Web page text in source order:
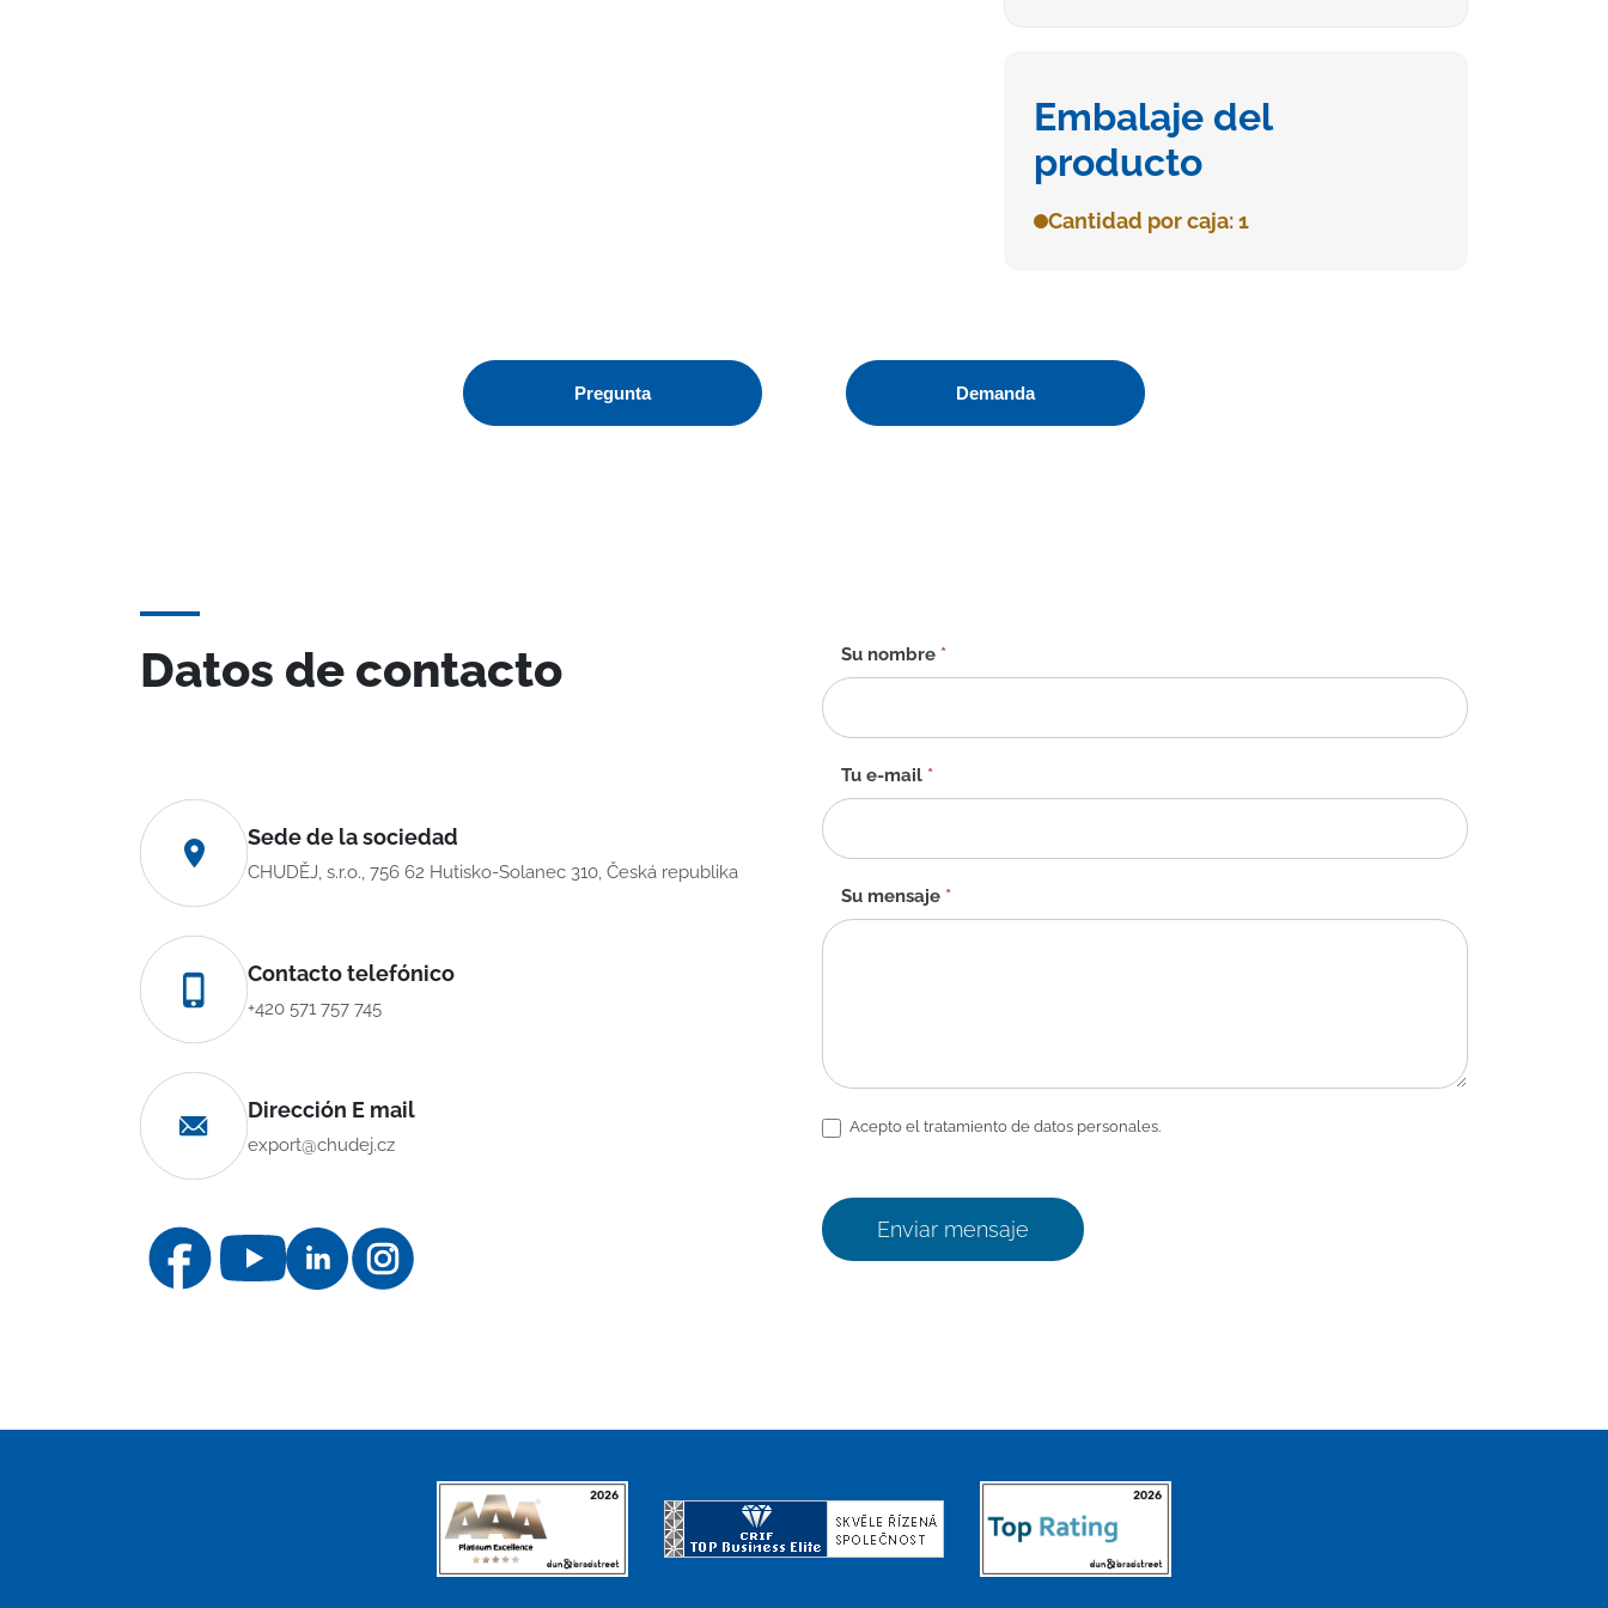
Embalaje del
producto
Cantidad por caja: 1
Pregunta Demanda
Datos de contacto
Sede de la sociedad
CHUDĚJ, s.r.o., 756 62 Hutisko-Solanec 310, Česká republika
Contacto telefónico
+420 571 757 745
Dirección E mail
export@chudej.cz
Formulario
de
contacto
-
Su nombre *
Tu e-mail *
Su mensaje *
Acepto el tratamiento de datos personales.
Enviar mensaje